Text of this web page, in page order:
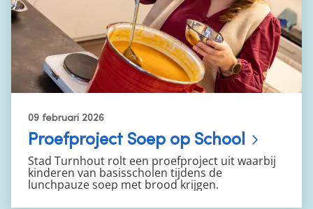
Proefproject Soep op School
09 februari 2026
Stad Turnhout rolt een proefproject uit waarbij
kinderen van basisscholen tijdens de
lunchpauze soep met brood krijgen.